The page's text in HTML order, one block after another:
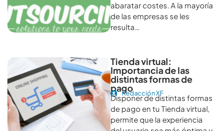
abaratar costes. A la mayoría
de las empresas se les
resulta…
Tienda virtual:
Importancia de las
distintas formas de
pagoRedacción XF
Disponer de distintas formas
de pago en tu Tienda virtual,
permite que la experiencia